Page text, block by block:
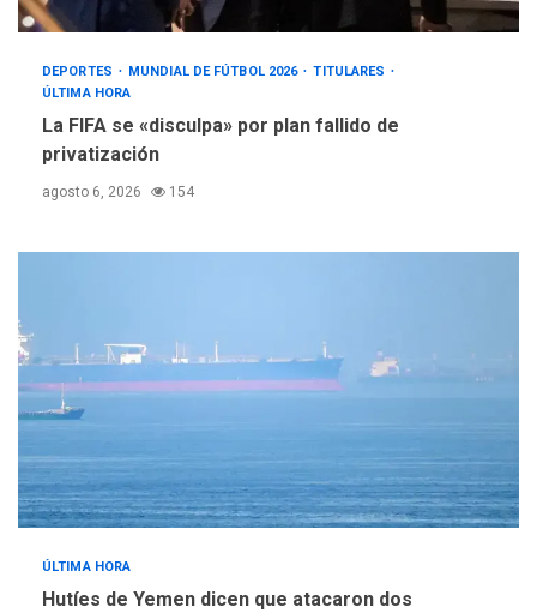
DEPORTES MUNDIAL DE FÚTBOL 2026
TITULARES
ÚLTIMA HORA
La FIFA se «disculpa» por plan fallido de
privatización
agosto 6, 2026 154
ÚLTIMA HORA
Hutíes de Yemen dicen que atacaron dos